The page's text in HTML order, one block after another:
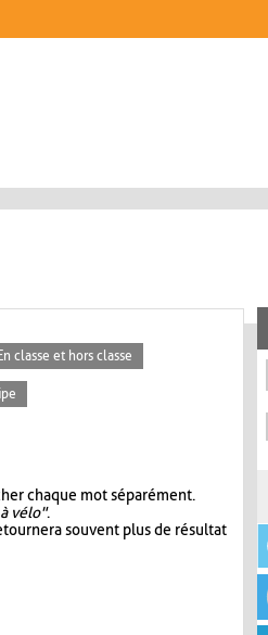
classe et hors classe
chaque mot séparément.
vélo".
souvent plus de résultat